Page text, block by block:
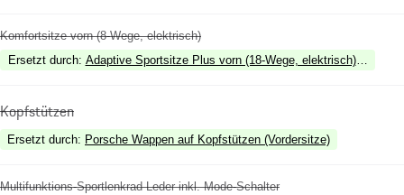
Komfortsitze vorn (8-Wege, elektrisch)
Ersetzt durch: Adaptive Sportsitze Plus vorn (18-Wege, elektrisch) mit
Kopfstützen
Ersetzt durch: Porsche Wappen auf Kopfstützen (Vordersitze)
Multifunktions-Sportlenkrad Leder inkl. Mode-Schalter